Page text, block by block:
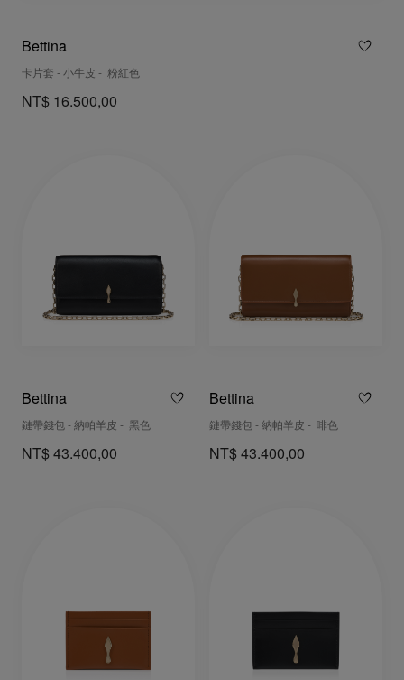
Bettina
卡片套 - 小牛皮 - 粉紅色
NT$ 16.500,00
Bettina
鏈帶錢包 - 納帕羊皮 - 黑色
NT$ 43.400,00
Bettina
鏈帶錢包 - 納帕羊皮 - 啡色
NT$ 43.400,00